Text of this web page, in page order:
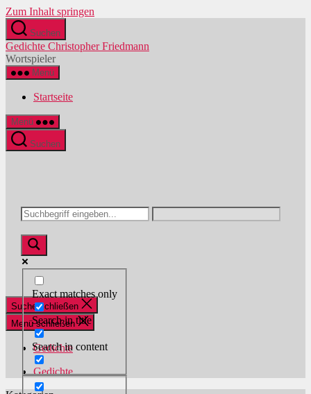
Zum Inhalt springen
Suchen
Gedichte Christopher Friedmann
Wortspieler
Menü
Startseite
Menü
Suchen
Exact matches only
Search in title
Search in content
Suche schließen
Menü schließen
Gedichte
Gedichte